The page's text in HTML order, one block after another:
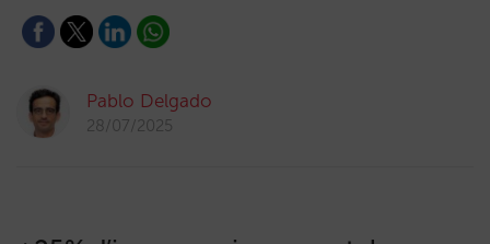
Pablo Delgado
28/07/2025